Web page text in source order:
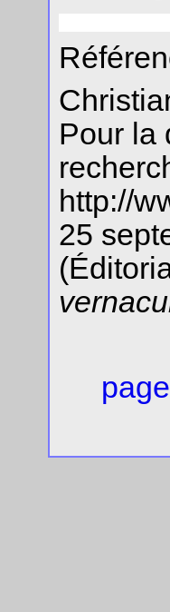
Pour la
http://
25